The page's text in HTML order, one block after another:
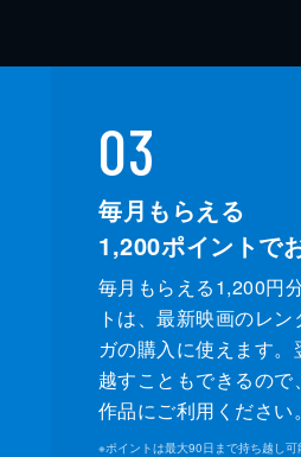
03
毎月もらえる
1,200ポイントで
毎月もらえる1,200円
トは、最新映画のレ
ガの購入に使えます。
越すこともできるので
作品にご利用ください。
※ポイントは最大90日まで持ち越し可